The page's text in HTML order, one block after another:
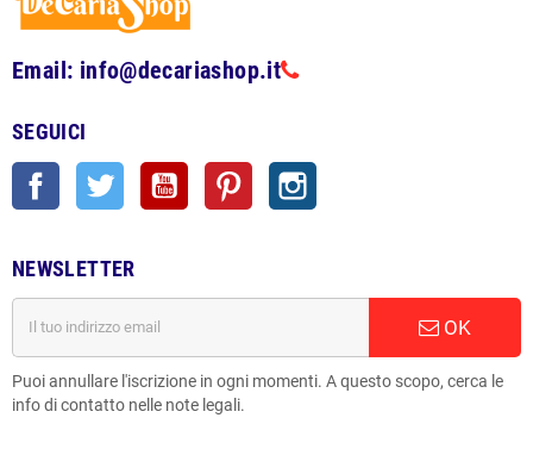
Email: info@decariashop.it
SEGUICI
Facebook Twitter YouTube Pinterest
NEWSLETTER
OK
Puoi annullare l'iscrizione in ogni momenti. A questo scopo, cerca le
info di contatto nelle note legali.